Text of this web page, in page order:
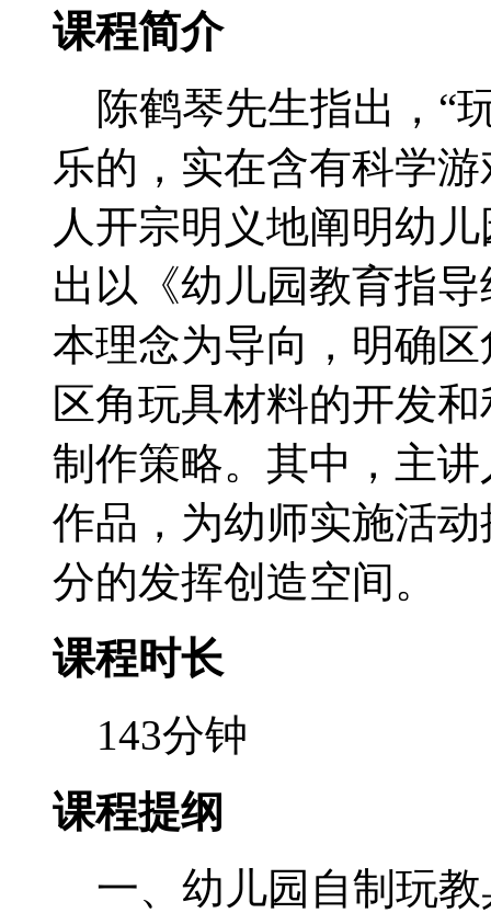
课程简介
陈鹤琴先生指出，“
乐的，实在含有科学
人开宗明义地阐明幼
出以《幼儿园教育指
本理念为导向，明确
区角玩具材料的开发
制作策略。其中，主
作品，为幼师实施活
分的发挥创造空间。
课程时长
143分钟
课程提纲
一、幼儿园自制玩教